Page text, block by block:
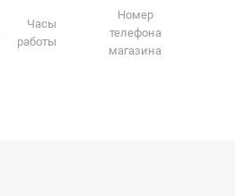
Часы
работы
Номер
телефона
магазина